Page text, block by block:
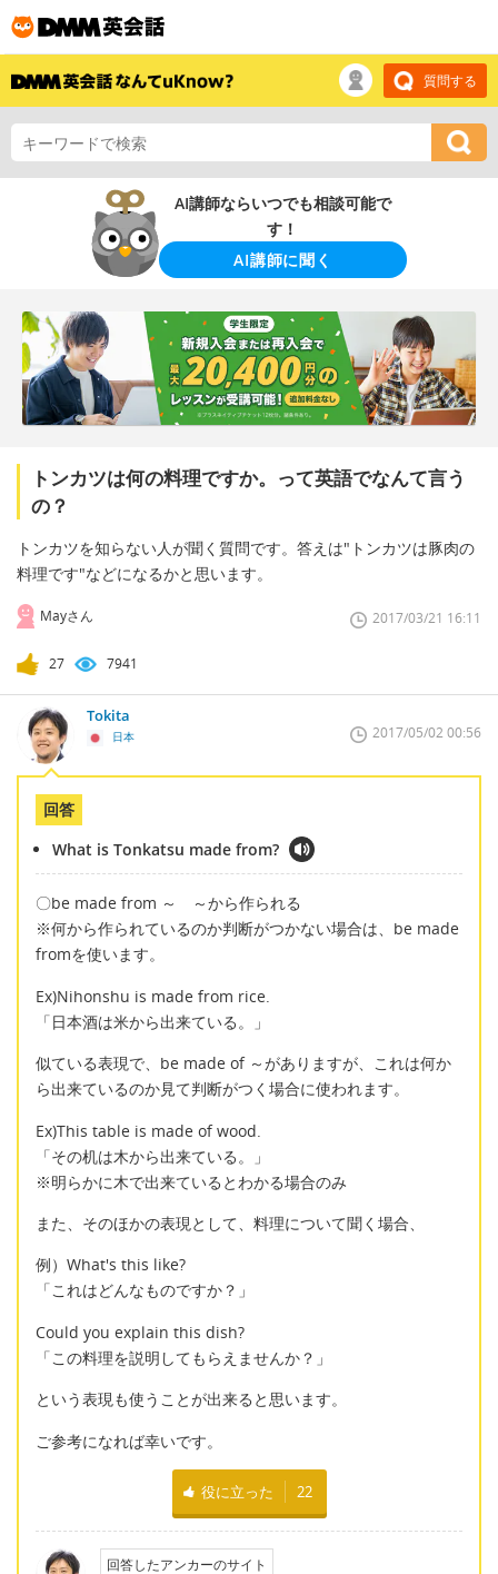
質問する
AI講師ならいつでも相談可能で
す！
AI講師に聞く
トンカツは何の料理ですか。って英語でなんて言う
の？
トンカツを知らない人が聞く質問です。答えは"トンカツは豚肉の
料理です"などになるかと思います。
Mayさん 2017/03/21 16:11
27 7941
Tokita
日本 2017/05/02 00:56
回答
What is Tonkatsu made from?
〇be made from ～ ～から作られる
※何から作られているのか判断がつかない場合は、be made
fromを使います。
Ex)Nihonshu is made from rice.
「日本酒は米から出来ている。」
似ている表現で、be made of ～がありますが、これは何か
ら出来ているのか見て判断がつく場合に使われます。
Ex)This table is made of wood.
「その机は木から出来ている。」
※明らかに木で出来ているとわかる場合のみ
また、そのほかの表現として、料理について聞く場合、
例）What's this like?
「これはどんなものですか？」
Could you explain this dish?
「この料理を説明してもらえませんか？」
という表現も使うことが出来ると思います。
ご参考になれば幸いです。
役に立った 22
回答したアンカーのサイト